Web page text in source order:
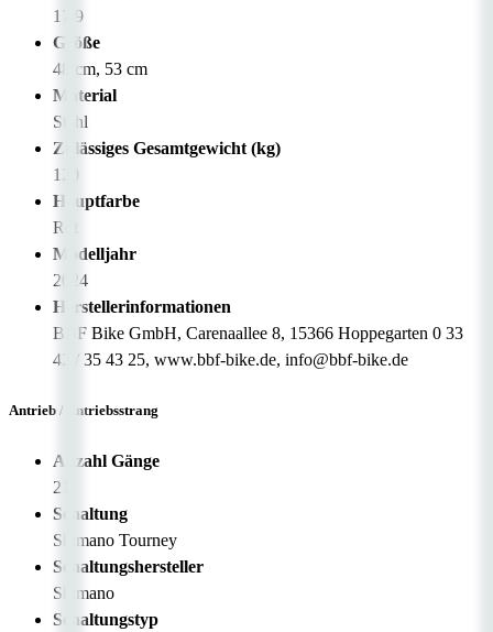
17.9
Größe
48 cm, 53 cm
Material
Stahl
Zulässiges Gesamtgewicht (kg)
120
Hauptfarbe
Rot
Modelljahr
2024
Herstellerinformationen
BBF Bike GmbH, Carenaallee 8, 15366 Hoppegarten 0 33
42 / 35 43 25, www.bbf-bike.de, info@bbf-bike.de
Antrieb / Antriebsstrang
Anzahl Gänge
21
Schaltung
Shimano Tourney
Schaltungshersteller
Shimano
Schaltungstyp